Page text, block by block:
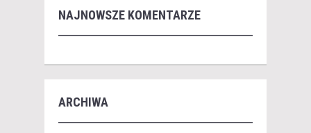
NAJNOWSZE KOMENTARZE
ARCHIWA